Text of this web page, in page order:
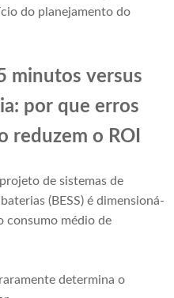
do planejamento do
minutos versus
por que erros
reduzem o ROI
de sistemas de
(BESS) é dimensioná-
consumo médio de
determina o